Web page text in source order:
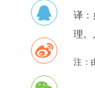
译：
理。
注：